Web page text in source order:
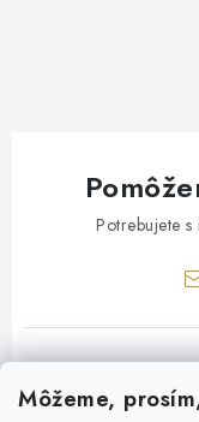
Môžeme,
Potrebujete